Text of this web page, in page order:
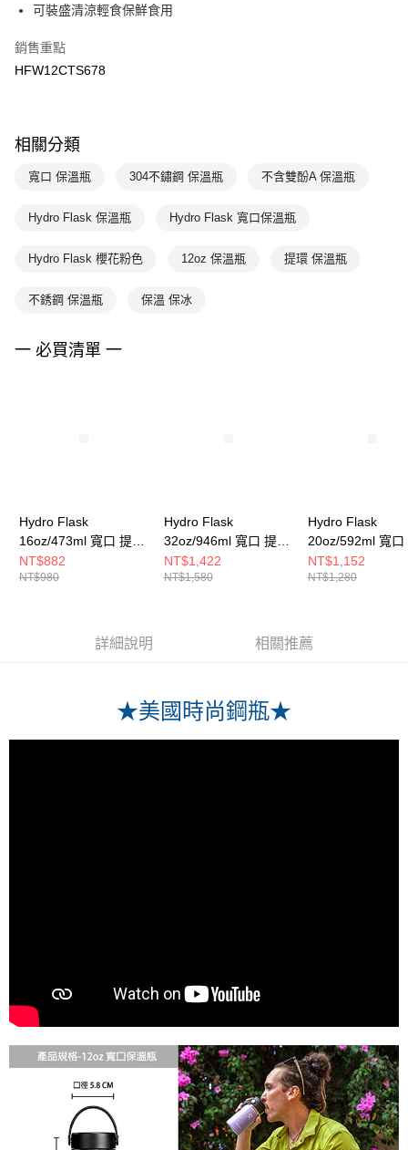
可裝盛清涼輕食保鮮食用
銷售重點
HFW12CTS678
相關分類
寬口 保溫瓶 304不鏽鋼 保溫瓶 不含雙酚A 保溫瓶
Hydro Flask 保溫瓶 Hydro Flask 寬口保溫瓶
Hydro Flask 櫻花粉色 12oz 保溫瓶 提環 保溫瓶
不銹鋼 保溫瓶 保溫 保冰
一 必買清單 一
Hydro Flask
16oz/473ml 寬口 提環
保溫瓶 櫻花粉
NT$882
NT$980
Hydro Flask
32oz/946ml 寬口 提環
保溫瓶 櫻花粉
NT$1,422
NT$1,580
Hydro Flask
20oz/592ml 寬口
保溫瓶 櫻花粉
NT$1,152
NT$1,280
詳細說明 相關推薦
★美國時尚鋼瓶★